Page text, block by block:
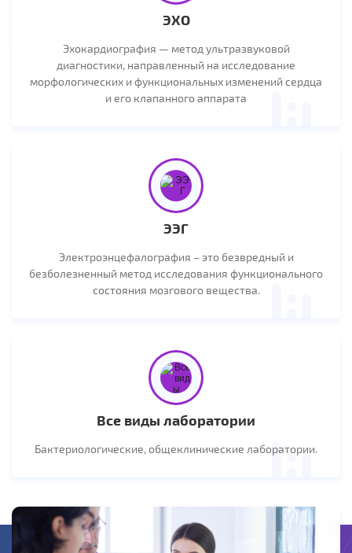
ЭХО
Эхокардиография — метод ультразвуковой
диагностики, направленный на исследование
морфологических и функциональных изменений сердца
и его клапанного аппарата
ЭЭГ
Электроэнцефалография – это безвредный и
безболезненный метод исследования функционального
состояния мозгового вещества.
Все виды лаборатории
Бактериологические, общеклинические лаборатории.